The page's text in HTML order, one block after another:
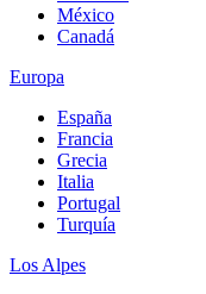
México
Canadá
Europa
España
Francia
Grecia
Italia
Portugal
Turquía
Los Alpes